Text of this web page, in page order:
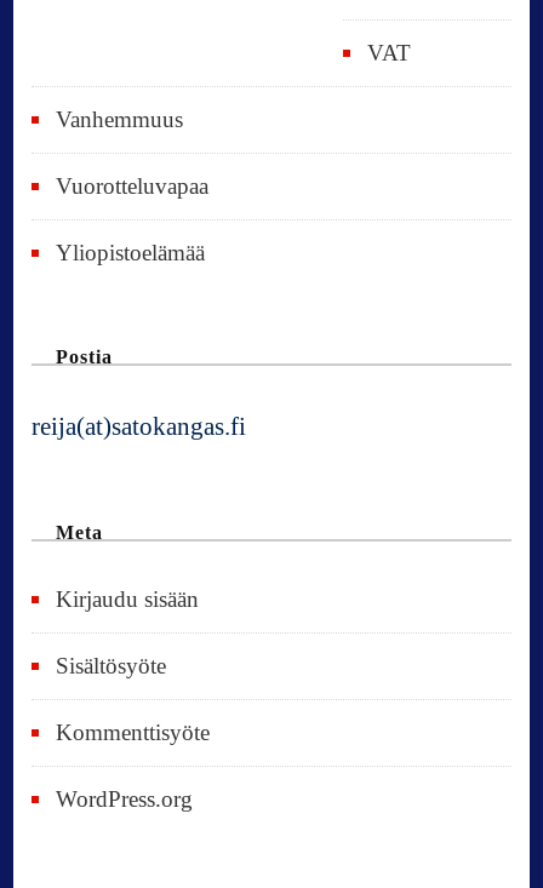
VAT
Vanhemmuus
Vuorotteluvapaa
Yliopistoelämää
Postia
reija(at)satokangas.fi
Meta
Kirjaudu sisään
Sisältösyöte
Kommenttisyöte
WordPress.org